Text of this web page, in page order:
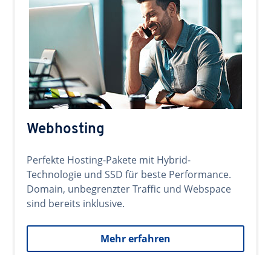
Webhosting
Perfekte Hosting-Pakete mit Hybrid-
Technologie und SSD für beste Performance.
Domain, unbegrenzter Traffic und Webspace
sind bereits inklusive.
Mehr erfahren